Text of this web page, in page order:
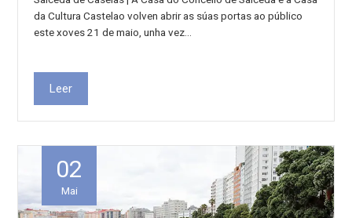
da Cultura Castelao volven abrir as súas portas ao público
este xoves 21 de maio, unha vez…
Leer
02
Mai